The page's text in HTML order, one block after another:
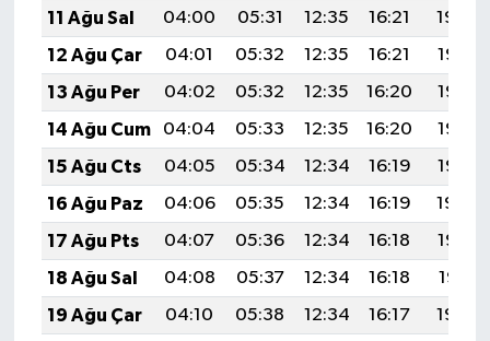
11 Ağu Sal
04:00 05:31 12:35 16:21
19:30
12 Ağu Çar
04:01 05:32 12:35 16:21
19:28
13 Ağu Per
04:02 05:32 12:35 16:20
19:27
14 Ağu Cum
04:04 05:33 12:35 16:20
19:26
15 Ağu Cts
04:05 05:34 12:34 16:19
19:25
16 Ağu Paz
04:06 05:35 12:34 16:19
19:24
17 Ağu Pts
04:07 05:36 12:34 16:18
19:22
18 Ağu Sal
04:08 05:37 12:34 16:18
19:21
19 Ağu Çar
04:10 05:38 12:34 16:17
19:20